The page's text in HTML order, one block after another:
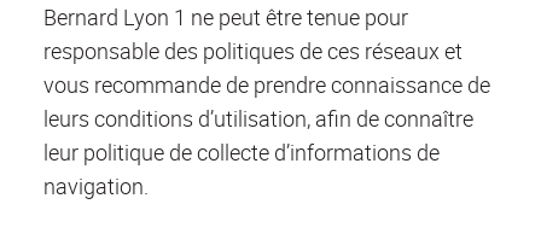
Bernard Lyon 1 ne peut être tenue pour
responsable des politiques de ces réseaux et
vous recommande de prendre connaissance de
leurs conditions d’utilisation, afin de connaître
leur politique de collecte d’informations de
navigation.